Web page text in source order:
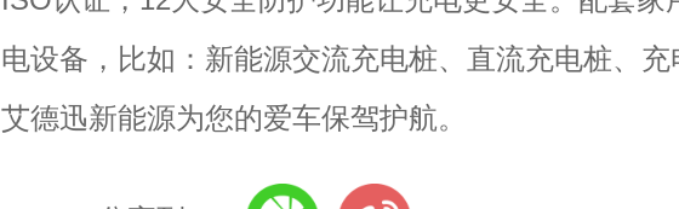
电设备，比如：新能源交流充电桩、直流充电桩、充
艾德迅新能源为您的爱车保驾护航。